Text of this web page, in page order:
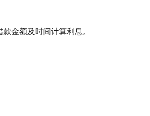
金额及时间计算利息。